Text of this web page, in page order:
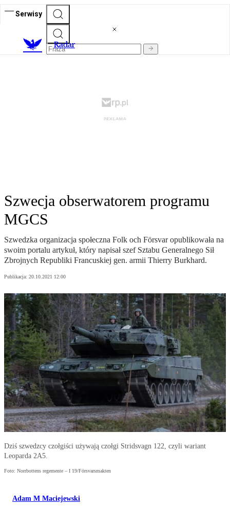
Serwisy
Radar
Szwecja obserwatorem programu
MGCS
Szwedzka organizacja społeczna Folk och Försvar opublikowała na
swoim portalu artykuł, który napisał szef Sztabu Generalnego Sił
Zbrojnych Republiki Francuskiej gen. armii Thierry Burkhard.
Publikacja: 20.10.2021 12:00
Dziś szwedzcy czołgiści używają czołgi Stridsvagn 122, czyli wariant
Leoparda 2A5.
Foto: Norrbottens regemente – I 19/Försvarsmakten
Adam M Maciejewski